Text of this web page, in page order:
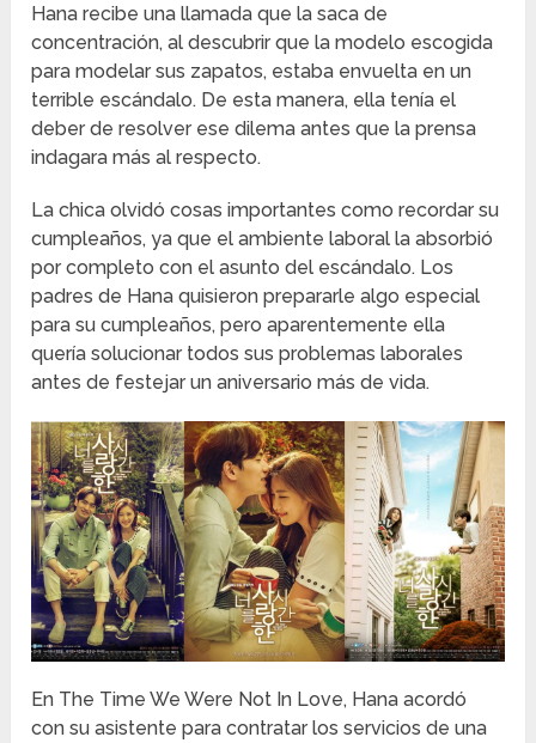
Hana recibe una llamada que la saca de
concentración, al descubrir que la modelo escogida
para modelar sus zapatos, estaba envuelta en un
terrible escándalo. De esta manera, ella tenía el
deber de resolver ese dilema antes que la prensa
indagara más al respecto.
La chica olvidó cosas importantes como recordar su
cumpleaños, ya que el ambiente laboral la absorbió
por completo con el asunto del escándalo. Los
padres de Hana quisieron prepararle algo especial
para su cumpleaños, pero aparentemente ella
quería solucionar todos sus problemas laborales
antes de festejar un aniversario más de vida.
En The Time We Were Not In Love, Hana acordó
con su asistente para contratar los servicios de una